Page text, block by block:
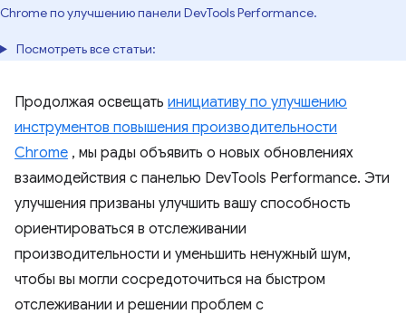
Chrome по улучшению панели DevTools Performance.
Посмотреть все статьи:
Продолжая освещать инициативу по улучшению
инструментов повышения производительности
Chrome , мы рады объявить о новых обновлениях
взаимодействия с панелью DevTools Performance. Эти
улучшения призваны улучшить вашу способность
ориентироваться в отслеживании
производительности и уменьшить ненужный шум,
чтобы вы могли сосредоточиться на быстром
отслеживании и решении проблем с